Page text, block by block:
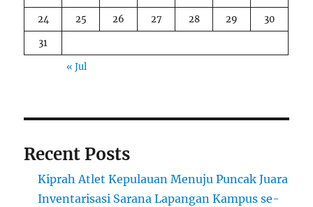
24
25 26 27 28 29
30
31
« Jul
Recent Posts
Kiprah Atlet Kepulauan Menuju Puncak Juara
Inventarisasi Sarana Lapangan Kampus se-